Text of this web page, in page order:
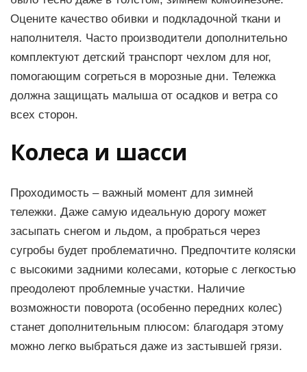
Оцените качество обивки и подкладочной ткани и
наполнителя. Часто производители дополнительно
комплектуют детский транспорт чехлом для ног,
помогающим согреться в морозные дни. Тележка
должна защищать малыша от осадков и ветра со
всех сторон.
Колеса и шасси
Проходимость – важный момент для зимней
тележки. Даже самую идеальную дорогу может
засыпать снегом и льдом, а пробраться через
сугробы будет проблематично. Предпочтите коляски
с высокими задними колесами, которые с легкостью
преодолеют проблемные участки. Наличие
возможности поворота (особенно передних колес)
станет дополнительным плюсом: благодаря этому
можно легко выбраться даже из застывшей грязи.